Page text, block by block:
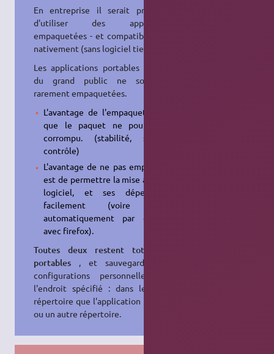
En entreprise il serait préférable
d'utiliser des applications
empaquetées - et compatibles linux
nativement (sans logiciel tierce)
Les applications portables connues
du grand public ne sont que
rarement empaquetées.
L'avantage de l'empaquetage est
que le paquet ne pourra être
corrompu. (stabilité, sécurité,
contrôle)
L'avantage de ne pas empaqueter
est de permettre la mise à jour du
logiciel, et ses dépendances
facilement (voire même
automatiquement par exemple
avec firefox).
Toutes deux restent totalement
portables, et sauvegardent les
configurations personnelles dans
l'endroit spécifié : dans le même
répertoire que l'application portable
ou un autre répertoire.